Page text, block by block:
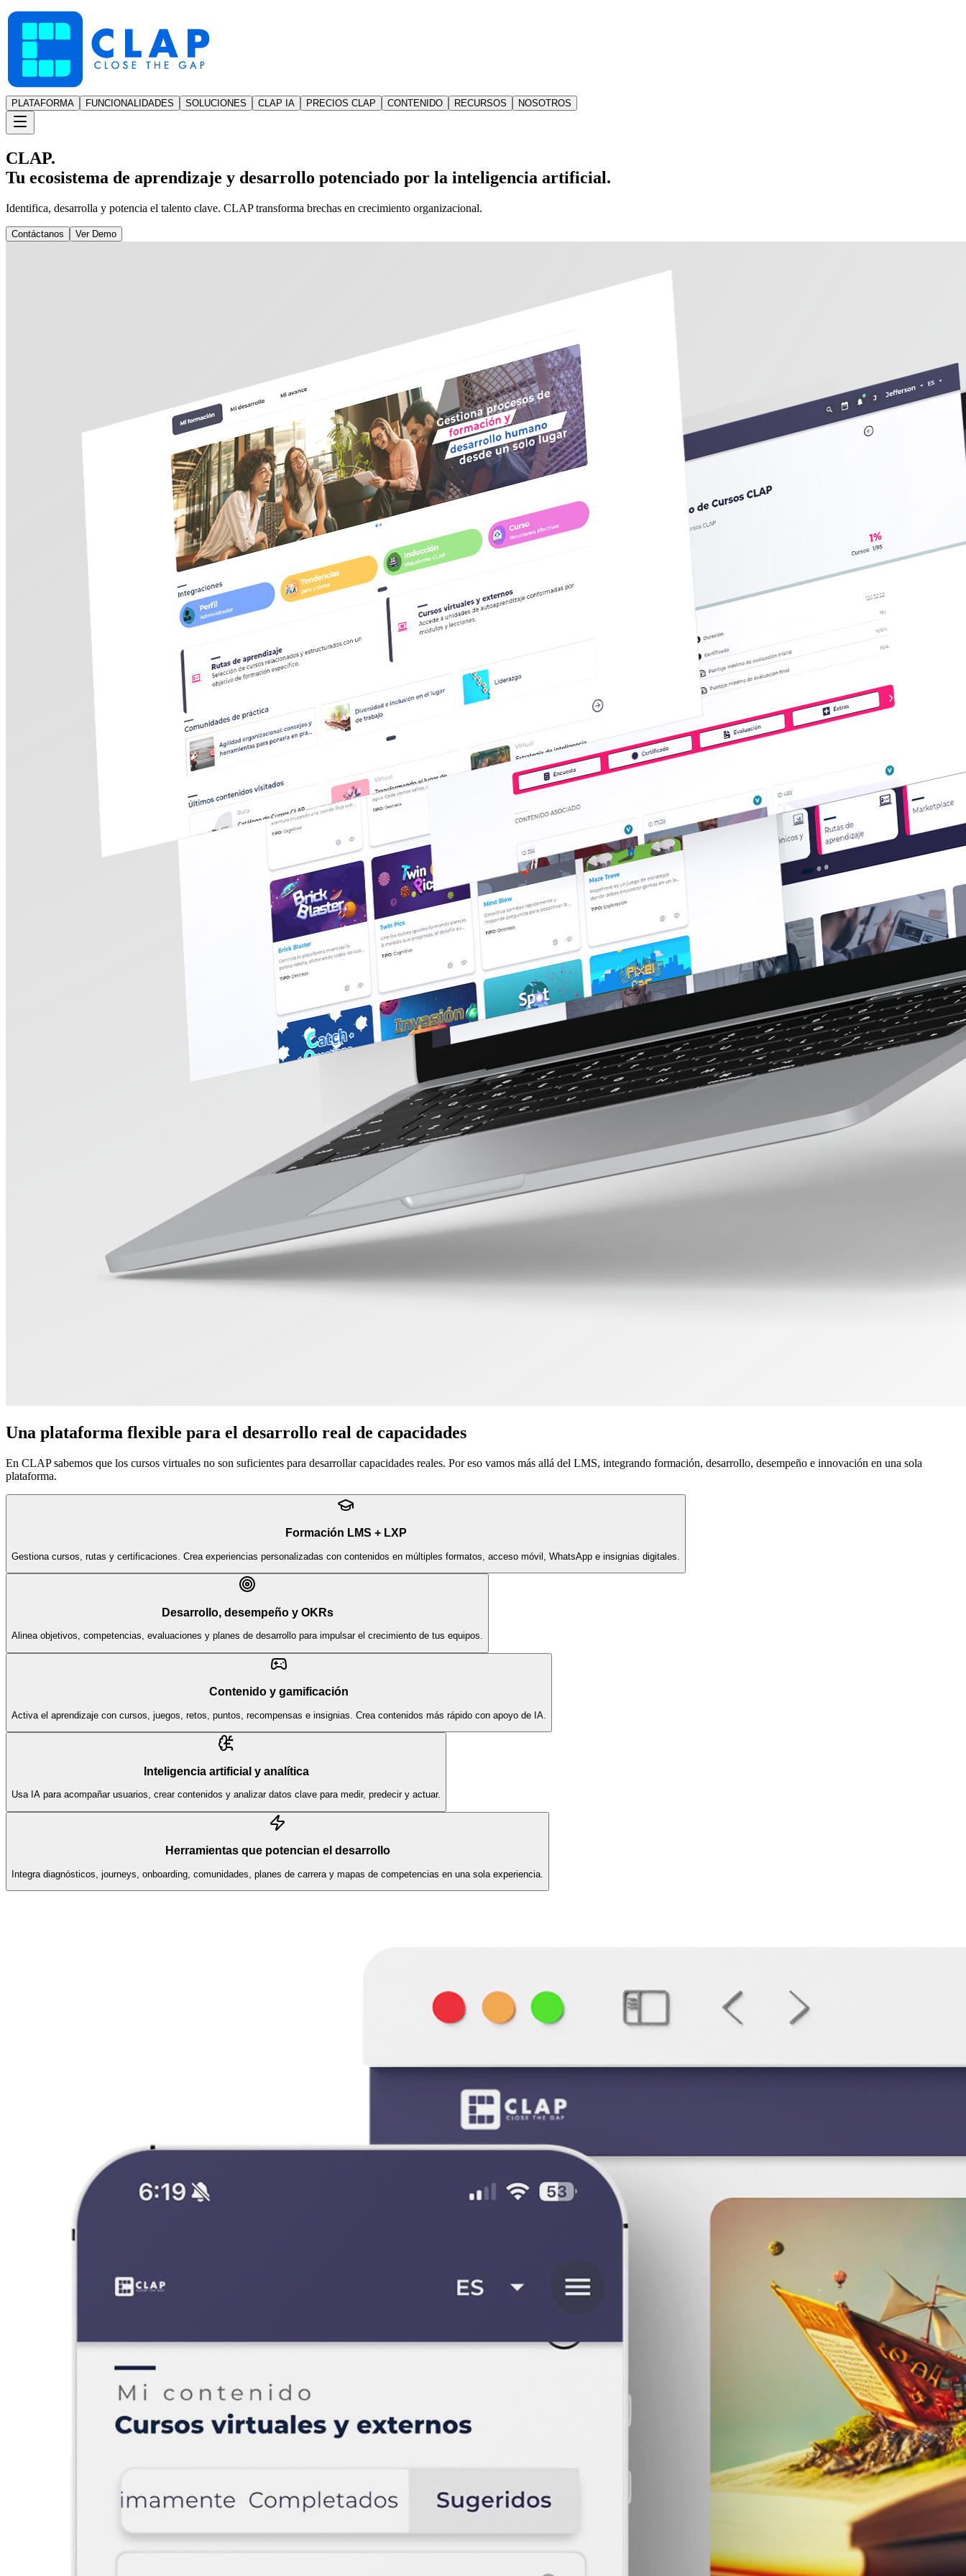
PLATAFORMA FUNCIONALIDADES SOLUCIONES CLAP IA PRECIOS CLAP CONTENIDO RECURSOS NOSOTROS
CLAP.
Tu ecosistema de aprendizaje y desarrollo potenciado por la inteligencia artificial.
Identifica, desarrolla y potencia el talento clave. CLAP transforma brechas en crecimiento organizacional.
Contáctanos Ver Demo
Una plataforma flexible para el desarrollo real de capacidades
En CLAP sabemos que los cursos virtuales no son suficientes para desarrollar capacidades reales. Por eso vamos más allá del LMS, integrando formación, desarrollo, desempeño e innovación en una sola
plataforma.
Formación LMS + LXP
Gestiona cursos, rutas y certificaciones. Crea experiencias personalizadas con contenidos en múltiples formatos, acceso móvil, WhatsApp e insignias digitales.
Desarrollo, desempeño y OKRs
Alinea objetivos, competencias, evaluaciones y planes de desarrollo para impulsar el crecimiento de tus equipos.
Contenido y gamificación
Activa el aprendizaje con cursos, juegos, retos, puntos, recompensas e insignias. Crea contenidos más rápido con apoyo de IA.
Inteligencia artificial y analítica
Usa IA para acompañar usuarios, crear contenidos y analizar datos clave para medir, predecir y actuar.
Herramientas que potencian el desarrollo
Integra diagnósticos, journeys, onboarding, comunidades, planes de carrera y mapas de competencias en una sola experiencia.